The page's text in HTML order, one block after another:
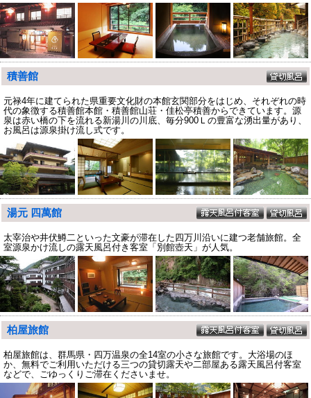
積善館
元禄4年に建てられた県重要文化財の本館玄関部分をはじめ、それぞれの時
代の象徴する積善館本館・積善館山荘・佳松亭積善からできています。源
泉は赤い橋の下を流れる新湯川の川底、毎分900Ｌの豊富な湧出量があり、
お風呂は源泉掛け流し式です。
湯元 四萬館
太宰治や井伏鱒二といった文豪が滞在した四万川沿いに建つ老舗旅館。全
室源泉かけ流しの露天風呂付き客室「別館壺天」が人気。
柏屋旅館
柏屋旅館は、群馬県・四万温泉の全14室の小さな旅館です。大浴場のほ
か、無料でご利用いただける三つの貸切露天や二部屋ある露天風呂付客室
などで、ごゆっくりご滞在くださいませ。